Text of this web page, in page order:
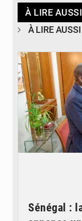
À LIRE AUSSI
À LIRE AUSSI
Sénégal :